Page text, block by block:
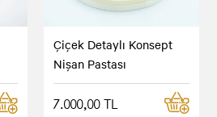
Çiçek Detaylı Konsept
Nişan Pastası
7.000,00 TL